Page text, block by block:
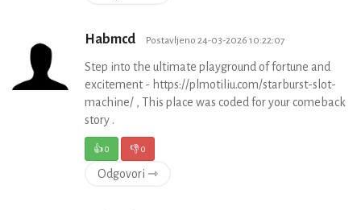
Habmcd Postavljeno 24-03-2026 10:22:07
Step into the ultimate playground of fortune and
excitement - https://plmotiliu.com/starburst-slot-
machine/ , This place was coded for your comeback
story .
👍0 👎0
Odgovori ⇾